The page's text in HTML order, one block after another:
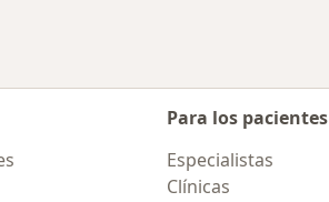
Para los pacientes
Especialistas
Clínicas